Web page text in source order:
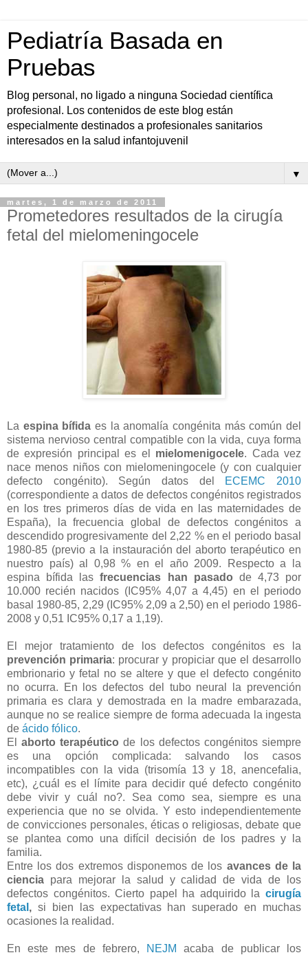
Pediatría Basada en
Pruebas
Blog personal, no ligado a ninguna Sociedad científica
profesional. Los contenidos de este blog están
especialmente destinados a profesionales sanitarios
interesados en la salud infantojuvenil
▼
martes, 1 de marzo de 2011
Prometedores resultados de la cirugía
fetal del mielomeningocele
La espina bífida es la anomalía congénita más común del
sistema nervioso central compatible con la vida, cuya forma
de expresión principal es el mielomenigocele. Cada vez
nace menos niños con mielomeningocele (y con cualquier
defecto congénito). Según datos del ECEMC 2010
(correspondiente a datos de defectos congénitos registrados
en los tres primeros días de vida en las maternidades de
España), la frecuencia global de defectos congénitos a
descendido progresivamente del 2,22 % en el periodo basal
1980-85 (previo a la instauración del aborto terapéutico en
nuestro país) al 0,98 % en el año 2009. Respecto a la
espina bífida lasfrecuencias han pasado de 4,73 por
10.000 recién nacidos (IC95% 4,07 a 4,45) en el periodo
basal 1980-85, 2,29 (IC95% 2,09 a 2,50) en el periodo 1986-
2008 y 0,51 IC95% 0,17 a 1,19).
El mejor tratamiento de los defectos congénitos es la
prevención primaria: procurar y propiciar que el desarrollo
embrionario y fetal no se altere y que el defecto congénito
no ocurra. En los defectos del tubo neural la prevención
primaria es clara y demostrada en la madre embarazada,
aunque no se realice siempre de forma adecuada la ingesta
de ácido fólico.
Elaborto terapéutico de los defectos congénitos siempre
es una opción complicada: salvando los casos
incompatibles con la vida (trisomía 13 y 18, anencefalia,
etc), ¿cuál es el límite para decidir qué defecto congénito
debe vivir y cuál no?. Sea como sea, siempre es una
experiencia que no se olvida. Y esto independientemente
de convicciones personales, éticas o religiosas, debate que
se plantea como una difícil decisión de los padres y la
familia.
Entre los dos extremos disponemos de los avances de la
ciencia para mejorar la salud y calidad de vida de los
defectos congénitos. Cierto papel ha adquirido la cirugía
fetal , si bien las expectativas han superado en muchas
ocasiones la realidad.
En este mes de febrero, NEJM
acaba de publicar los